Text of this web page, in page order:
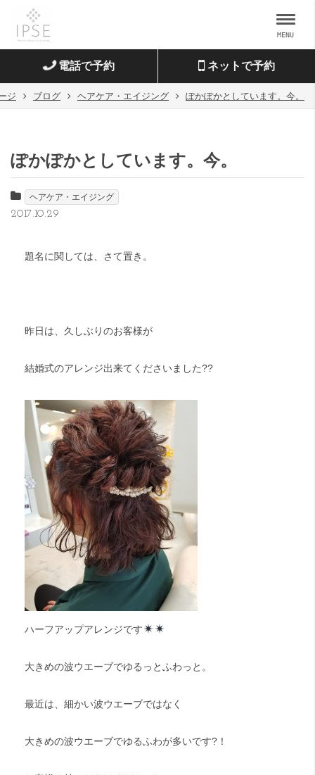
電話で予約 ネットで予約
ジ ブログ ヘアケア・エイジング ぽかぽかとしています。今。
ぽかぽかとしています。今。
ヘアケア・エイジング
2017.10.29
題名に関しては、さて置き。
昨日は、久しぶりのお客様が
結婚式のアレンジ出来てくださいました??
ハーフアップアレンジです
大きめの波ウエーブでゆるっとふわっと。
最近は、細かい波ウエーブではなく
大きめの波ウエーブでゆるふわが多いです?！
MENU